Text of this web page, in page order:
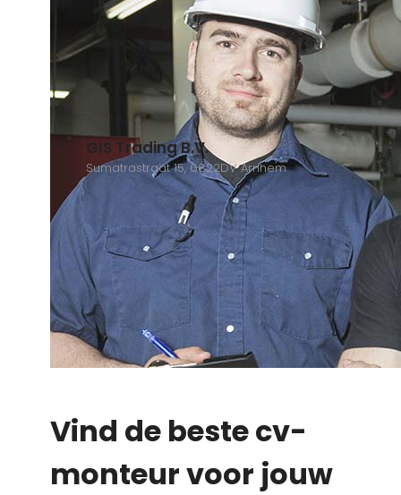
GIS Trading B.V.
Sumatrastraat 15, 6822DV Arnhem
Vind de beste cv-
monteur voor jouw